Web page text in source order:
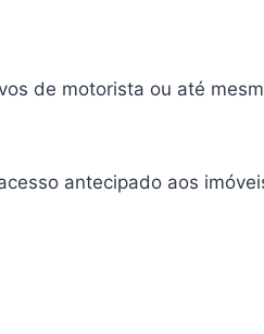
de motorista ou até
antecipado aos